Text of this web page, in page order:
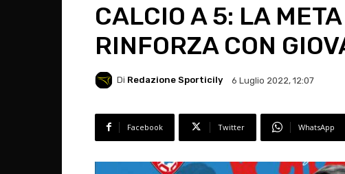
CALCIO A 5: LA
RINFORZA CON
Di Redazione Sporticily 6 Luglio 2022, 12:07
Facebook Twitter WhatsApp